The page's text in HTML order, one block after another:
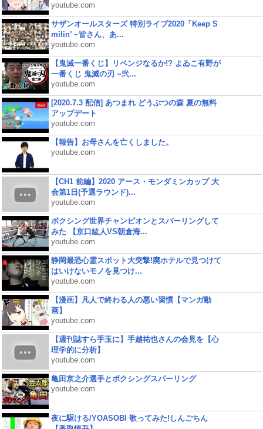
youtube.com
サザンオールスターズ 特別ライブ2020「Keep S
milin’ ~皆さん、あ...
youtube.com
【鬼滅一番くじ】リベンジなるか!? よゐこ有野が
一番くじ 鬼滅の刃 ~弐...
youtube.com
[2020.7.3 配信] あつまれ どうぶつの森 夏の無料
アップデート
youtube.com
【報告】お母さんを亡くしました。
youtube.com
【CH1 前編】2020 アース・モンダミンカップ 大
会第1日(予選ラウンド)...
youtube.com
ボクシング世界チャンピオンとスパーリングして
みた 【京口紘人VS朝倉海...
youtube.com
静岡最恐心霊スポット大突撃!廃ホテルで見つけて
はいけないモノを見つけ...
youtube.com
【漫画】凡人で終わる人の悪い習慣【マンガ動
画】
youtube.com
【週刊誌すら手玉に】手越祐也さんの会見を【心
理学的に分析】
youtube.com
亀田京之介選手とボクシングスパーリング
youtube.com
夜に駆ける/YOASOBI 歌ってみた!しんごちん